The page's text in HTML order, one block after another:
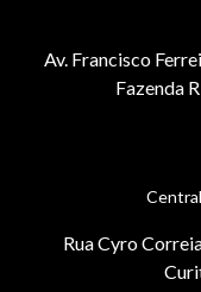
Av. Francisco
Fazenda
Rua Cyro